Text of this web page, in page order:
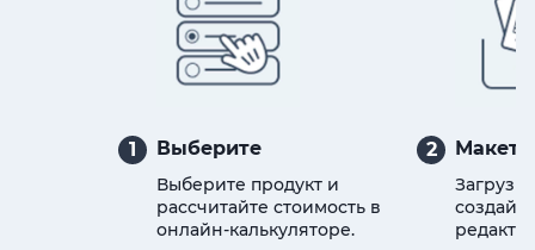
1 Выберите
Выберите продукт и
рассчитайте стоимость в
онлайн-калькуляторе.
2 Макет